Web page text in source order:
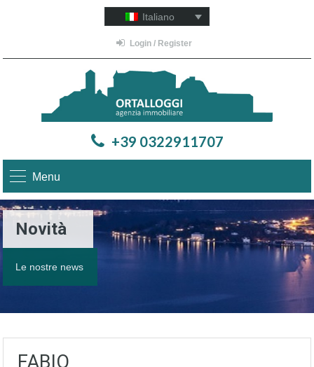
Italiano
Login / Register
+39 0322911707
Menu
Novità
Le nostre news
FABIO